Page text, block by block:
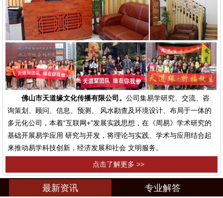
佛山市天道缘文化传播有限公司。 公司集易学研究、交流、咨
询策划、顾问、信息、预测、 风水勘查及环境设计、布局于一体的
多元化公司，本着“互联网+”发展实践思想，在《周易》学术研究的
基础开展易学应用 研究与开发，将理论与实践、学术与应用结合起
来推动易学科技创新，经济发展和社会 文明服务。
点击了解更多 >>
最新资讯 专业解答